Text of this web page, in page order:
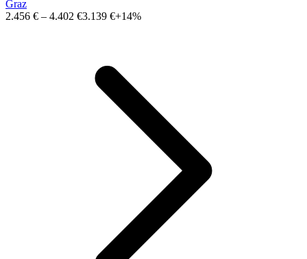
Graz
2.456 € – 4.402 €3.139 €+14%